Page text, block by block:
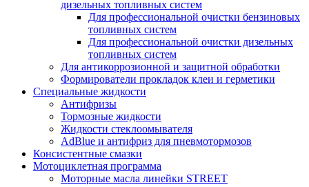
дизельных топливных систем
Для профессиональной очистки бензиновых
топливных систем
Для профессиональной очистки дизельных
топливных систем
Для антикоррозионной и защитной обработки
Формирователи прокладок клеи и герметики
Специальные жидкости
Антифризы
Тормозные жидкости
Жидкости стеклоомывателя
AdBlue и антифриз для пневмотормозов
Консистентные смазки
Мотоциклетная программа
Моторные масла линейки STREET